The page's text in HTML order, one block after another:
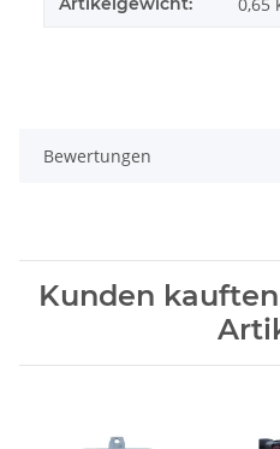
Bewertungen
Kunden